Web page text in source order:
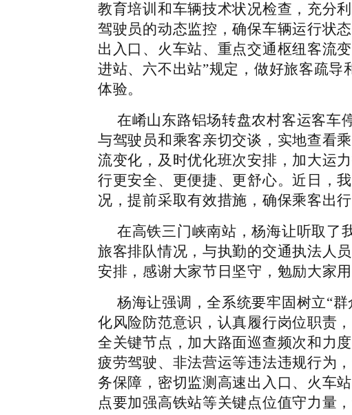
教育培训和车辆技术状况检查，充分
驾驶员的动态监控，确保车辆运行状
出入口、火车站、重点交通枢纽客流
进站、六不出站”规定，做好旅客疏
体验。
在崤山东路铝场转盘农村客运客车
与驾驶员和乘客亲切交谈，实地查看
流变化，及时优化班次安排，加大运
行更安全、更便捷、更舒心。近日，
况，提前采取有效措施，确保乘客出行
在高铁三门峡南站，杨海让听取了
旅客排队情况，与执勤的交通执法人
安排，感谢大家节日坚守，勉励大家
杨海让强调，全系统要牢固树立“
化风险防范意识，认真履行岗位职责
全关键节点，加大路面巡查频次和力
疲劳驾驶、非法营运等违法违规行为
务保障，密切监测高速出入口、火车
点要加强高铁站等关键点位值守力量